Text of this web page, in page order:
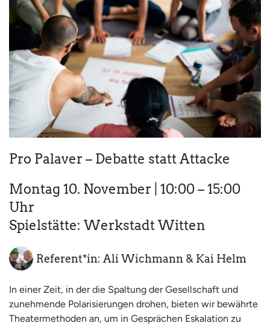
Pro Palaver – Debatte statt Attacke
Montag 10. November | 10:00 – 15:00
Uhr
Spielstätte: Werkstadt Witten
Referent*in: Ali Wichmann & Kai Helm
In einer Zeit, in der die Spaltung der Gesellschaft und
zunehmende Polarisierungen drohen, bieten wir bewährte
Theatermethoden an, um in Gesprächen Eskalation zu